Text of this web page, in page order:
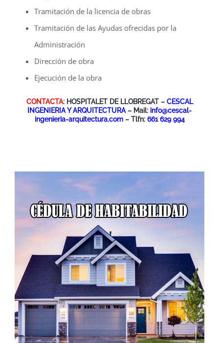
Tramitación de la licencia de obras
Tramitación de las Ayudas ofrecidas por la
Administración
Dirección de obra
Ejecución de la obra
CONTACTA:HOSPITALET DE LLOBREGAT – CESCAL
INGENIERIA Y ARQUITECTURA – Mail: info@cescal-
ingenieria-arquitectura.com– Tlfn: 661 629 994